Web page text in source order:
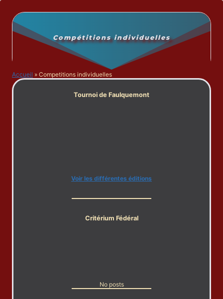
Aller
contenu
Compétitions individuelles
Accueil » Competitions individuelles
Tournoi de Faulquemont
Voir les différentes éditions
Critérium Fédéral
No posts